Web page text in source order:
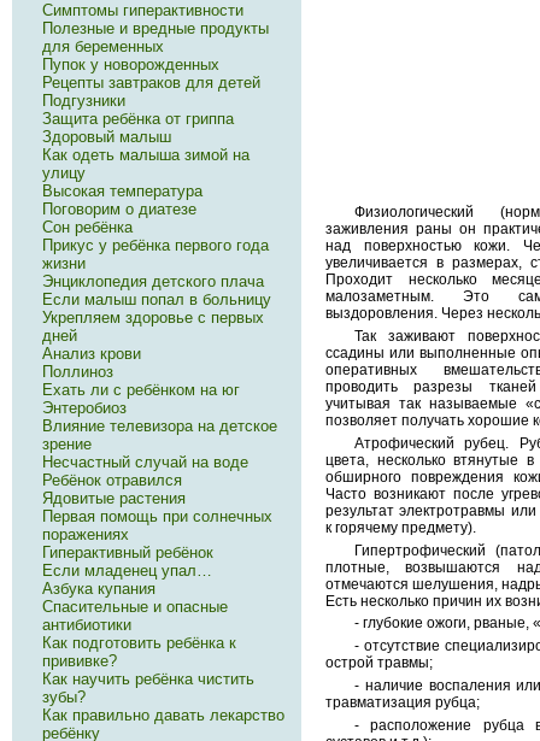
Физиологический
заживления раны он
над поверхностью кожи.
увеличивается в размерах,
Проходит несколько
малозаметным. Это
выздоровления. Через
Так заживают
ссадины или выполненные
оперативных
проводить разрезы
учитывая так называемые
позволяет получать хорошие
Атрофический рубец.
цвета, несколько втянутые
обширного повреждения
Часто возникают после
результат электротравмы
к горячему предмету).
Гипертрофический
плотные, возвышаются
отмечаются шелушения,
Есть несколько причин их
- глубокие ожоги,
- отсутствие
острой травмы;
- наличие воспаления
травматизация рубца;
- расположение рубца
Симптомы гиперактивности
Полезные и вредные продукты
для беременных
Пупок у новорожденных
Рецепты завтраков для детей
Подгузники
Защита ребёнка от гриппа
Здоровый малыш
Как одеть малыша зимой на
улицу
Высокая температура
Поговорим о диатезе
Сон ребёнка
Прикус у ребёнка первого года
жизни
Энциклопедия детского плача
Если малыш попал в больницу
Укрепляем здоровье с первых
дней
Анализ крови
Поллиноз
Ехать ли с ребёнком на юг
Энтеробиоз
Влияние телевизора на детское
зрение
Несчастный случай на воде
Ребёнок отравился
Ядовитые растения
Первая помощь при солнечных
поражениях
Гиперактивный ребёнок
Если младенец упал…
Азбука купания
Спасительные и опасные
антибиотики
Как подготовить ребёнка к
прививке?
Как научить ребёнка чистить
зубы?
Как правильно давать лекарство
ребёнку